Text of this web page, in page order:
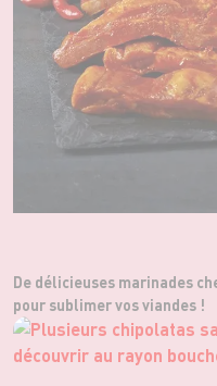
De délicieuses marinades
pour sublimer vos viandes !